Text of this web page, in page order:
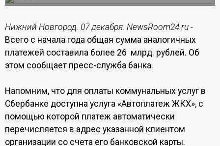
Нижний Новгород. 07 декабря. NewsRoom24.ru -
Всего с начала года общая сумма аналогичных
платежей составила более 26 млрд. рублей. Об
этом сообщает пресс-служба банка.
Напомним, что для оплаты коммунальных услуг в
Сбербанке доступна услуга «Автоплатеж ЖКХ», с
помощью которой платеж автоматически
перечисляется в адрес указанной клиентом
организации со счета его банковской карты.